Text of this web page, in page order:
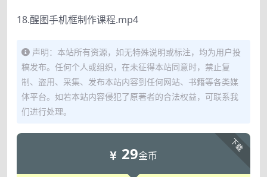
18.醒图手机框制作课程.mp4
声明：本站所有资源，如无特殊说明或标注，均为用户投
稿发布。任何个人或组织，在未征得本站同意时，禁止复
制、盗用、采集、发布本站内容到任何网站、书籍等各类媒
体平台。如若本站内容侵犯了原著者的合法权益，可联系我
们进行处理。
下载
29金币